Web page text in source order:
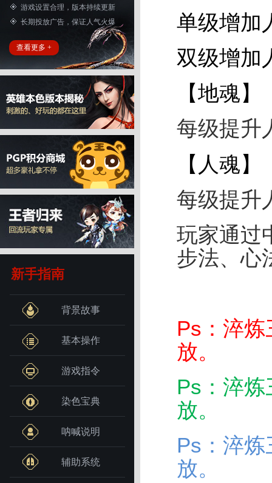
游戏设置合理，版本持续更新
长期投放广告，保证人气火爆
查看更多 +
新手指南
背景故事
基本操作
游戏指令
染色宝典
呐喊说明
辅助系统
单级增加
双级增加
【地魂】
每级提升
【人魂】
每级提升
玩家通过
步法、心
Ps：淬
放。
Ps：淬
放。
Ps：淬
放。